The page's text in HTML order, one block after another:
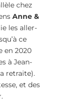
chez
Anne &
les aller-
ce
en 2020
à Jean-
retraite).
et des